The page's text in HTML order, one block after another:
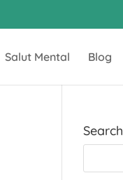
Salut Mental Blog
Search